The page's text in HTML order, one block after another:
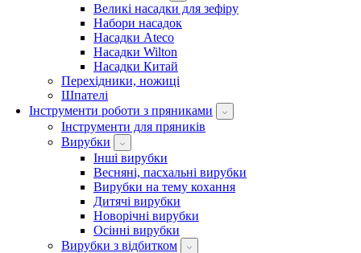
Великі насадки для зефіру
Набори насадок
Насадки Ateco
Насадки Wilton
Насадки Китай
Перехідники, ножиці
Шпателі
Інструменти роботи з пряниками
Інструменти для пряників
Вирубки
Інші вирубки
Весняні, пасхальні вирубки
Вирубки на тему кохання
Дитячі вирубки
Новорічні вирубки
Осінні вирубки
Вирубки з відбитком